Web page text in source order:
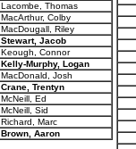
Lacombe, Thomas
MacArthur, Colby
MacDougall, Riley
Stewart, Jacob
Keough, Connor
Kelly-Murphy, Logan
MacDonald, Josh
Crane, Trentyn
McNeill, Ed
McNeill, Sid
Richard, Marc
Brown, Aaron